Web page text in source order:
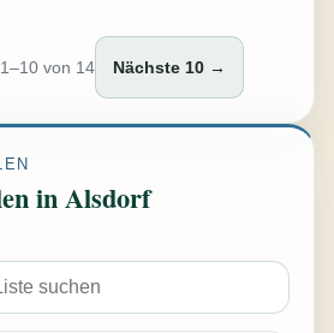
1–10 von 14 Nächste 10 →
in Alsdorf